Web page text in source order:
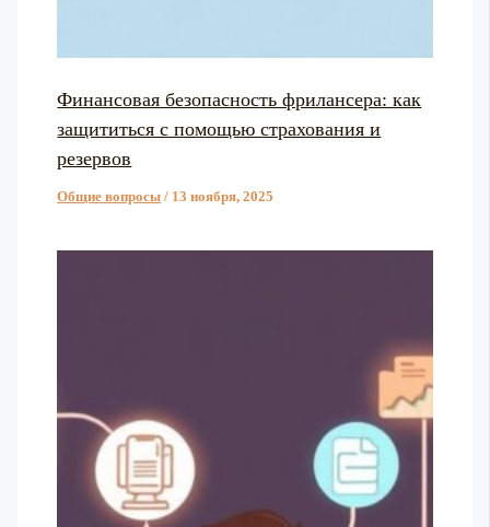
Финансовая безопасность фрилансера: как
защититься с помощью страхования и
резервов
Общие вопросы / 13 ноября, 2025